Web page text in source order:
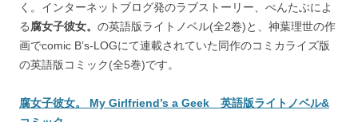
く。インターネットブログ発のラブストーリー、ぺんたぶによ
る腐女子彼女。 の英語版ライトノベル(全2巻)と、神葉理世の作
画でcomic B’s-LOGにて連載されていた同作のコミカライズ版
の英語版コミック(全5巻)です。
腐女子彼女。 My Girlfriend’s a Geek 英語版ライトノベル&